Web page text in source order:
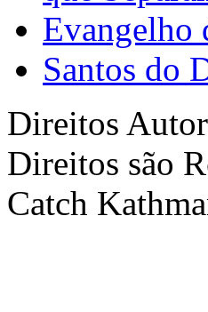
Evangelho
Santos do
Direitos
Direitos são
Catch